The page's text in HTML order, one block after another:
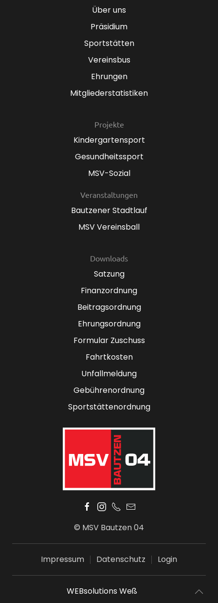
Über uns
Präsidium
Sportstätten
Vereinsbus
Ehrungen
Mitgliederstatistiken
Projekte
Kindergartensport
Gesundheitssport
MSV-Sozial
Veranstaltungen
Bautzener Stadtlauf
MSV Vereinsball
Downloads
Satzung
Finanzordnung
Beitragsordnung
Ehrungsordnung
Formular Zuschuss
Fahrtkosten
Unfallmeldung
Gebührenordnung
Sportstättenordnung
© MSV Bautzen 04
Impressum Datenschutz Login
WEBsolutions Weß